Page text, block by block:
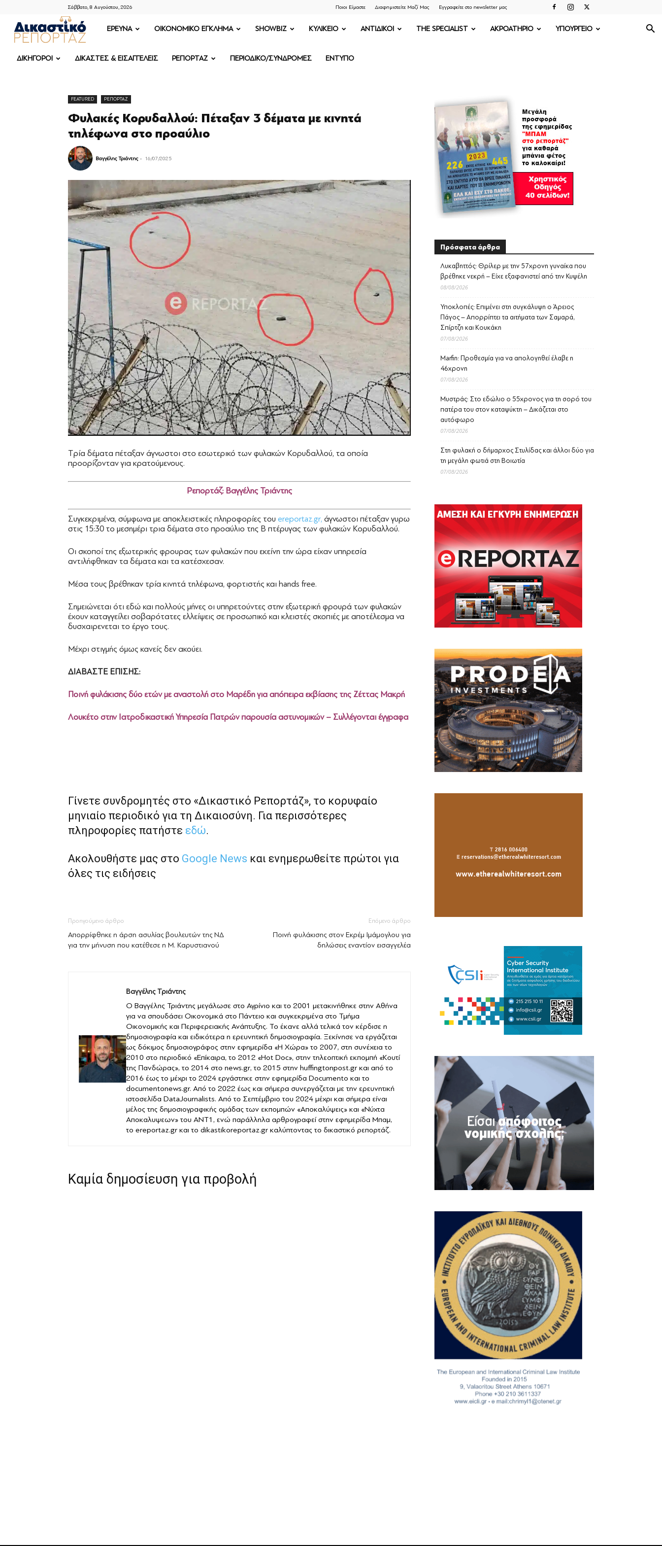
Σάββατο, 8 Αυγούστου, 2026 Ποιοι Είμαστε Διαφημιστείτε Μαζί Μας Εγγραφείτε στο newsletter μας
ΔΙΚΑΣΤΙΚΟ
ΡΕΠΟΡΤΑΖ
ΕΡΕΥΝΑ OIKONOMIKO ΕΓΚΛΗΜΑ SHOWBIZ ΚΥΛΙΚΕΙΟ ΑΝΤΙΔΙΚΟΙ THE SPECIALIST ΑΚΡΟΑΤΗΡΙΟ ΥΠΟΥΡΓΕΙΟ
ΔΙΚΗΓΟΡΟΙ ΔΙΚΑΣΤΕΣ & ΕΙΣΑΓΓΕΛΕΙΣ ΡΕΠΟΡΤΑΖ ΠΕΡΙΟΔΙΚΟ/ΣΥΝΔΡΟΜΕΣ ΕΝΤΥΠΟ
FEATURED ΡΕΠΟΡΤΑΖ
Φυλακές Κορυδαλλού: Πέταξαν 3 δέματα με κινητά
τηλέφωνα στο προαύλιο
Βαγγέλης Τριάντης - 16/07/2025
Tρία δέματα πέταξαν άγνωστοι στο εσωτερικό των φυλακών Κορυδαλλού, τα οποία
προορίζονταν για κρατούμενους.
Ρεπορτάζ: Βαγγέλης Τριάντης
Συγκεκριμένα, σύμφωνα με αποκλειστικές πληροφορίες του ereportaz.gr, άγνωστοι πέταξαν γυρω
στις 15:30 το μεσημέρι τρια δέματα στο προαύλιο της Β πτέρυγας των φυλακών Κορυδαλλού.
Οι σκοποί της εξωτερικής φρουρας των φυλακών που εκείνη την ώρα είχαν υπηρεσία
αντιλήφθηκαν τα δέματα και τα κατέσχεσαν.
Μέσα τους βρέθηκαν τρία κινητά τηλέφωνα, φορτιστής και hands free.
Σημειώνεται ότι εδώ και πολλούς μήνες οι υπηρετούντες στην εξωτερική φρουρά των φυλακών
έχουν καταγγείλει σοβαρότατες ελλείψεις σε προσωπικό και κλειστές σκοπιές με αποτέλεσμα να
δυσχαιρενεται το έργο τους.
Μέχρι στιγμής όμως κανείς δεν ακούει.
ΔΙΑΒΑΣΤΕ ΕΠΙΣΗΣ:
Ποινή φυλάκισης δύο ετών με αναστολή στο Μαρέδη για απόπειρα εκβίασης της Ζέττας Μακρή
Λουκέτο στην Ιατροδικαστική Υπηρεσία Πατρών παρουσία αστυνομικών – Συλλέγονται έγγραφα
Γίνετε συνδρομητές στο «Δικαστικό Ρεπορτάζ», το κορυφαίο
μηνιαίο περιοδικό για τη Δικαιοσύνη. Για περισσότερες
πληροφορίες πατήστε εδώ.
Ακολουθήστε μας στο Google News και ενημερωθείτε πρώτοι για
όλες τις ειδήσεις
Προηγούμενο άρθρο
Απορρίφθηκε η άρση ασυλίας βουλευτών της ΝΔ
για την μήνυση που κατέθεσε η Μ. Καρυστιανού
Επόμενο άρθρο
Ποινή φυλάκισης στον Εκρέμ Ιμάμογλου για
δηλώσεις εναντίον εισαγγελέα
Βαγγέλης Τριάντης
Ο Βαγγέλης Τριάντης μεγάλωσε στο Αγρίνιο και το 2001 μετακινήθηκε στην Αθήνα
για να σπουδάσει Οικονομικά στο Πάντειο και συγκεκριμένα στο Τμήμα
Οικονομικής και Περιφερειακής Ανάπτυξης. Το έκανε αλλά τελικά τον κέρδισε η
δημοσιογραφία και ειδικότερα η ερευνητική δημοσιογραφία. Ξεκίνησε να εργάζεται
ως δόκιμος δημοσιογράφος στην εφημερίδα «Η Χώρα» το 2007, στη συνέχεια το
2010 στο περιοδικό «Επίκαιρα, το 2012 «Hot Doc», στην τηλεοπτική εκπομπή «Κουτί
της Πανδώρας», το 2014 στο news.gr, το 2015 στην huffingtonpost.gr και από το
2016 έως το μέχρι το 2024 εργάστηκε στην εφημερίδα Documento και το
documentonews.gr. Από το 2022 έως και σήμερα συνεργάζεται με την ερευνητική
ιστοσελίδα DataJournalists. Από το Σεπτέμβριο του 2024 μέχρι και σήμερα είναι
μέλος της δημοσιογραφικής ομάδας των εκπομπών «Αποκαλύψεις» και «Νύχτα
Αποκαλυψεων» του ANT1, ενώ παράλληλα αρθρογραφεί στην εφημερίδα Μπαμ,
το ereportaz.gr και το dikastikoreportaz.gr καλύπτοντας το δικαστικό ρεπορτάζ.
Καμία δημοσίευση για προβολή
Πρόσφατα άρθρα
Λυκαβηττός: Θρίλερ με την 57χρονη γυναίκα που
βρέθηκε νεκρή – Είχε εξαφανιστεί από την Κυψέλη
08/08/2026
Υποκλοπές: Επιμένει στη συγκάλυψη ο Άρειος
Πάγος – Απορρίπτει τα αιτήματα των Σαμαρά,
Σπίρτζη και Κουκάκη
07/08/2026
Marfin: Προθεσμία για να απολογηθεί έλαβε η
46χρονη
07/08/2026
Μυστράς: Στο εδώλιο ο 55χρονος για τη σορό του
πατέρα του στον καταψύκτη – Δικάζεται στο
αυτόφωρο
07/08/2026
Στη φυλακή ο δήμαρχος Στυλίδας και άλλοι δύο για
τη μεγάλη φωτιά στη Βοιωτία
07/08/2026